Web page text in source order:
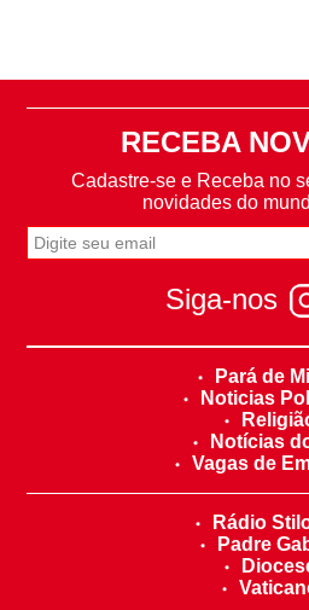
RECEBA
Cadastre-se e Receba no
novidades do
Siga-nos
Pará de
Noticias
Notícias
Vagas de
Rádio
Padre